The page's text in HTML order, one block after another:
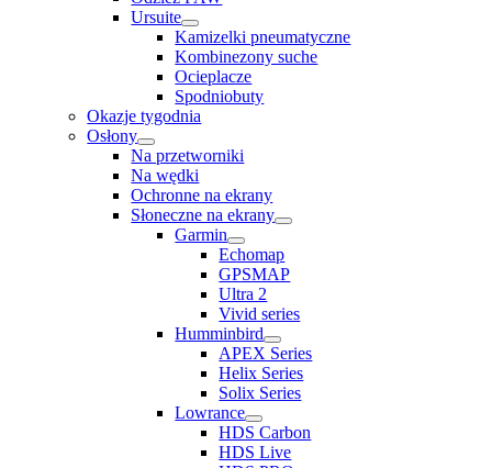
Ursuite
Kamizelki pneumatyczne
Kombinezony suche
Ocieplacze
Spodniobuty
Okazje tygodnia
Osłony
Na przetworniki
Na wędki
Ochronne na ekrany
Słoneczne na ekrany
Garmin
Echomap
GPSMAP
Ultra 2
Vivid series
Humminbird
APEX Series
Helix Series
Solix Series
Lowrance
HDS Carbon
HDS Live